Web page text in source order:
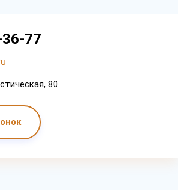
77
80